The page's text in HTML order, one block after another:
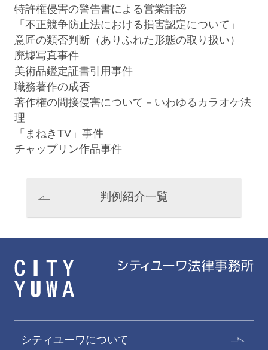
片山典之
Noriyuki Katayama
パートナー 二重橋オフィス
磯部健介
Kensuke Isobe
パートナー
野本新
特許権侵害の警告書による営業誹謗
「不正競争防止法における損害認定について」
意匠の類否判断（ありふれた形態の取り扱い）
廃墟写真事件
美術品鑑定証書引用事件
職務著作の成否
著作権の間接侵害について－いわゆるカラオケ法
理
「まねきTV」事件
チャップリン作品事件
判例紹介一覧
シティユーワについて